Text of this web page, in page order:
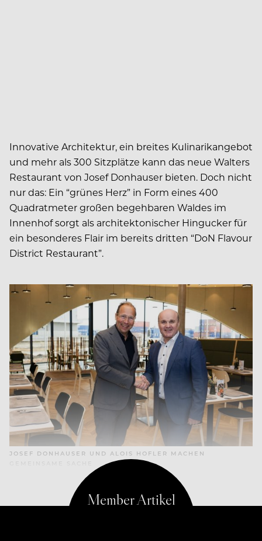
Innovative Architektur, ein breites Kulinarikangebot
und mehr als 300 Sitzplätze kann das neue Walters
Restaurant von Josef Donhauser bieten. Doch nicht
nur das: Ein “grünes Herz” in Form eines 400
Quadratmeter großen begehbaren Waldes im
Innenhof sorgt als architektonischer Hingucker für
ein besonderes Flair im bereits dritten “DoN Flavour
District Restaurant”.
JOSEF DONHAUSER UND ALOIS HOFLER MACHEN